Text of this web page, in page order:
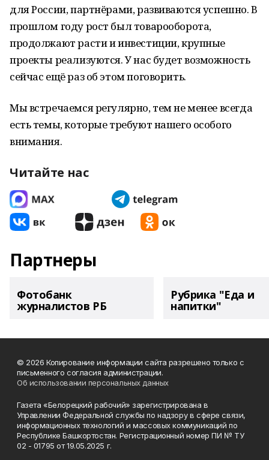
для России, партнёрами, развиваются успешно. В
прошлом году рост был товарооборота,
продолжают расти и инвестиции, крупные
проекты реализуются. У нас будет возможность
сейчас ещё раз об этом поговорить.
Мы встречаемся регулярно, тем не менее всегда
есть темы, которые требуют нашего особого
внимания.
Читайте нас
Партнеры
Фотобанк
журналистов РБ
Рубрика "Еда и
напитки"
© 2026 Копирование информации сайта разрешено только с
письменного согласия администрации.
Об использовании персональных данных
Газета «Белорецкий рабочий» зарегистрирована в
Управлении Федеральной службы по надзору в сфере связи,
информационных технологий и массовых коммуникаций по
Республике Башкортостан. Регистрационный номер ПИ № ТУ
02 - 01795 от 19.05.2025 г.